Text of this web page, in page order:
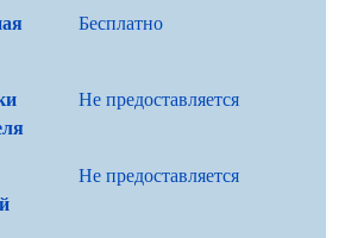
Бесплатно
Не предоставляется
Не предоставляется